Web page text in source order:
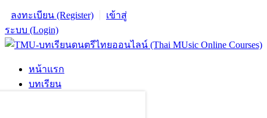
ลงทะเบียน (Register)
เข้าสู่
ระบบ (Login)
หน้าแรก
บทเรียน